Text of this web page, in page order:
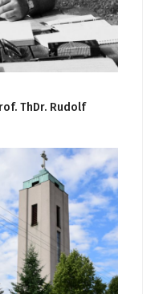
ThDr. Rudolf